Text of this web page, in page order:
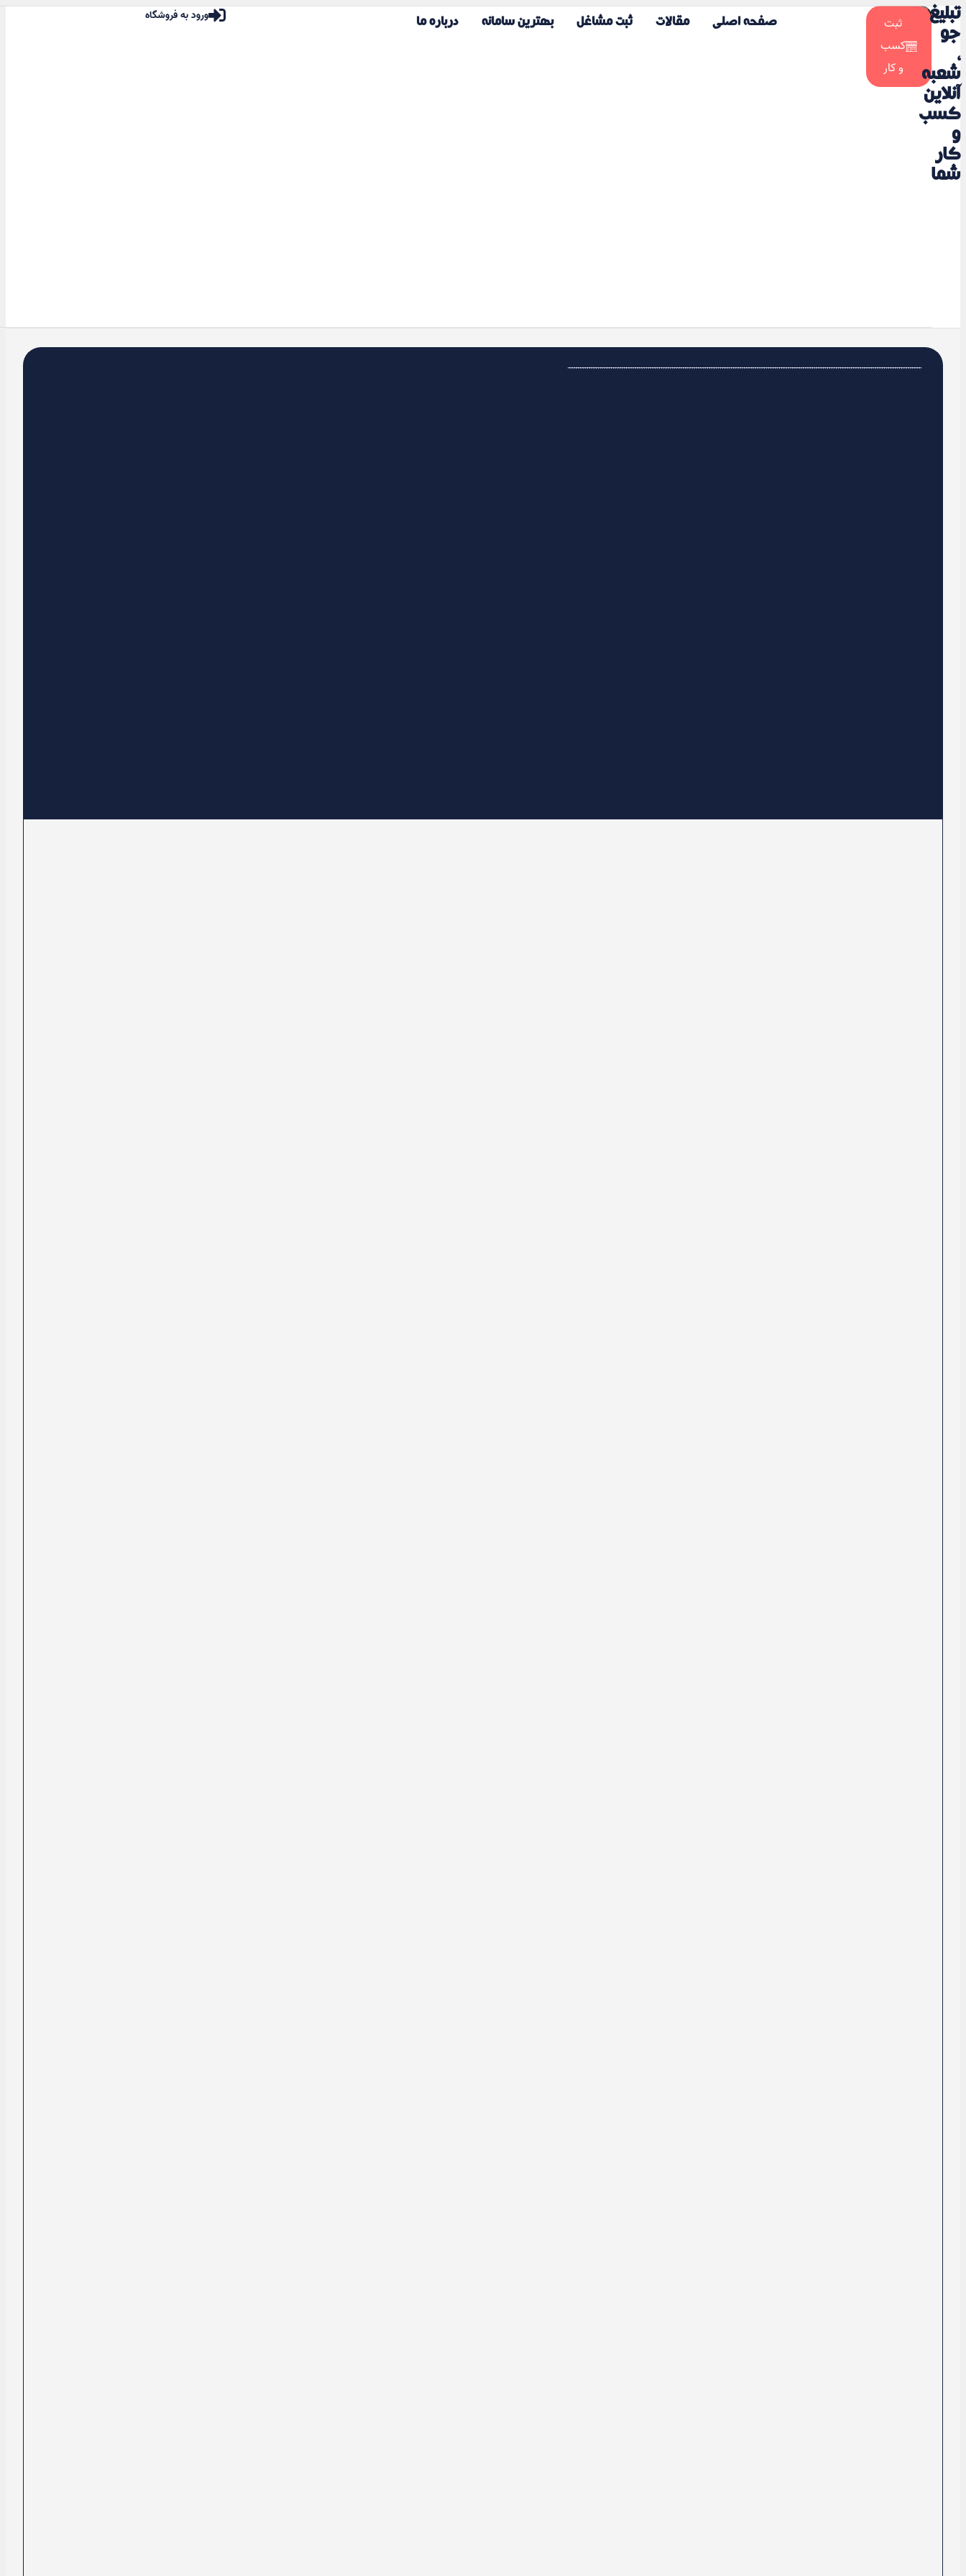
تبلیغ
جو
،
شعبه
آنلاین
کسب
و
کار
شما
ثبت
کسب
و کار
صفحه اصلی مقالات ثبت مشاغل بهترین سامانه درباره ما ورود به فروشگاه